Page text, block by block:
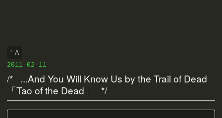
2011-02 - 11
...And You Will Know Us by the Trail of Dead
「Tao of the Dead」
A